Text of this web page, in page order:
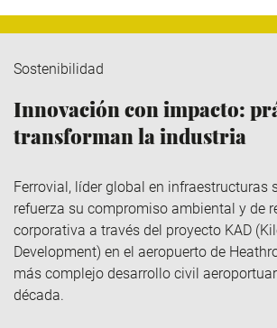
Sostenibilidad
Innovación con impacto:
transforman la industria
Ferrovial, líder global en infraestructuras
refuerza su compromiso ambiental y de
corporativa a través del proyecto KAD
Development) en el aeropuerto de
más complejo desarrollo civil
década.